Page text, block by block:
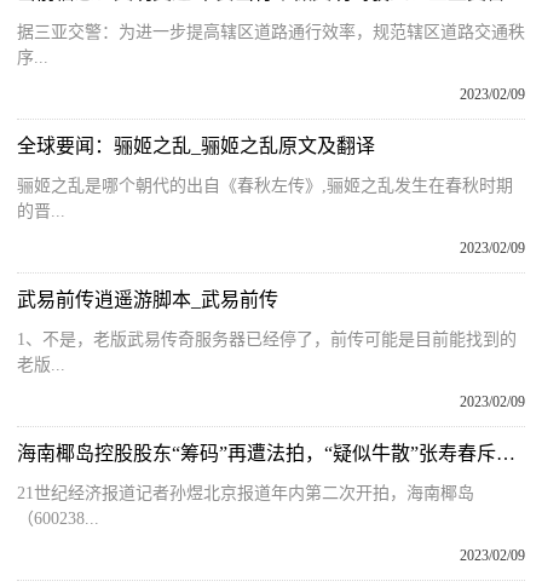
据三亚交警：为进一步提高辖区道路通行效率，规范辖区道路交通秩
序...
2023/02/09
全球要闻：骊姬之乱_骊姬之乱原文及翻译
骊姬之乱是哪个朝代的出自《春秋左传》,骊姬之乱发生在春秋时期
的晋...
2023/02/09
武易前传逍遥游脚本_武易前传
1、不是，老版武易传奇服务器已经停了，前传可能是目前能找到的
老版...
2023/02/09
海南椰岛控股股东“筹码”再遭法拍，“疑似牛散”张寿春斥资逾亿元竞得首批750万股
21世纪经济报道记者孙煜北京报道年内第二次开拍，海南椰岛
（600238...
2023/02/09